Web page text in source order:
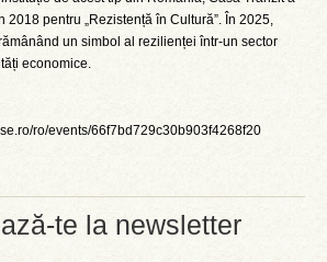
te la newsletter
2018 pentru „Rezistență în Cultură”. În 2025,
un simbol al rezilienței într-un sector
economice.
ro/events/66f7bd729c30b903f4268f20